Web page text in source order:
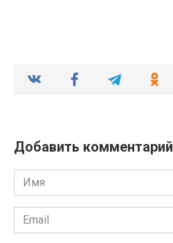
Добавить комментарий
Имя
*
Email
*